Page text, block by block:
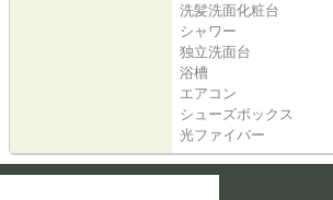
洗髪洗面化粧台
シャワー
独立洗面台
浴槽
エアコン
シューズボックス
光ファイバー